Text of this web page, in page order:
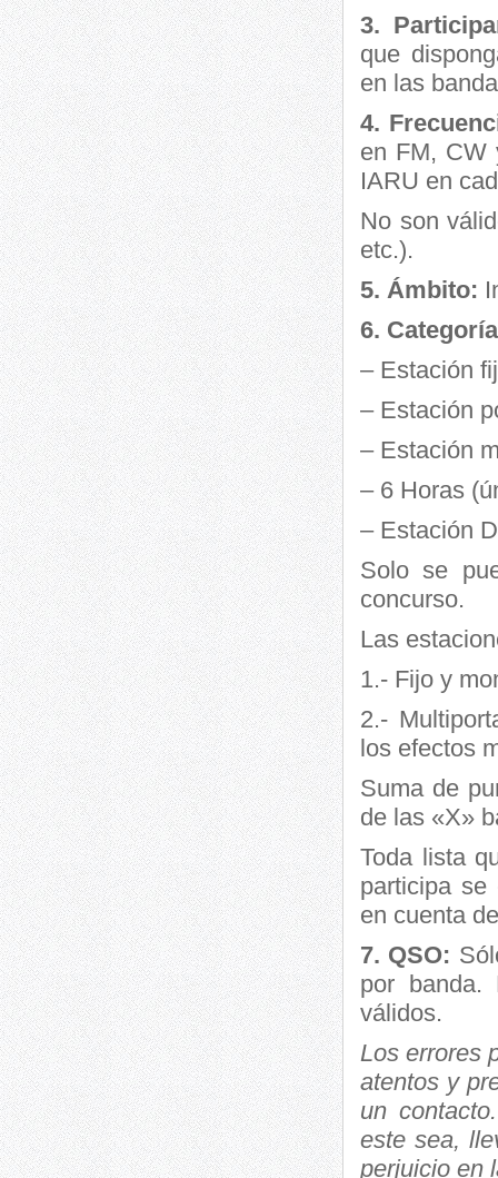
3.
que
en las
4.
en FM, CW
IARU en
No son
etc.).
5. Ámbito:
6.
– Estación
– Estación
– Estación
– 6 Horas
– Estación
Solo se
concurso.
Las
1.- Fijo y
2.-
los efectos
Suma de
de las «X»
Toda lista
participa se
en cuenta
7. QSO:
por banda.
válidos.
Los errores
atentos y
un
este sea,
perjuicio en